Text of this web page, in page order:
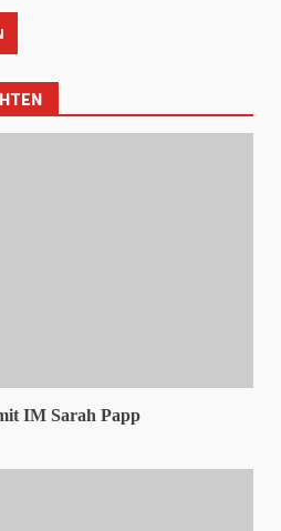
IM Sarah Papp